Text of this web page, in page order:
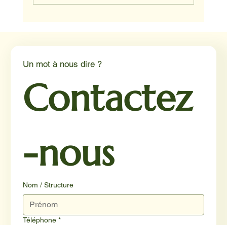
Un mot à nous dire ?
Contactez
-nous
Nom / Structure
Téléphone *